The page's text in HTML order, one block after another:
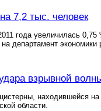
7,2 тыс. человек
года увеличилась
департамент экономики
взрывной
находившейся
области.